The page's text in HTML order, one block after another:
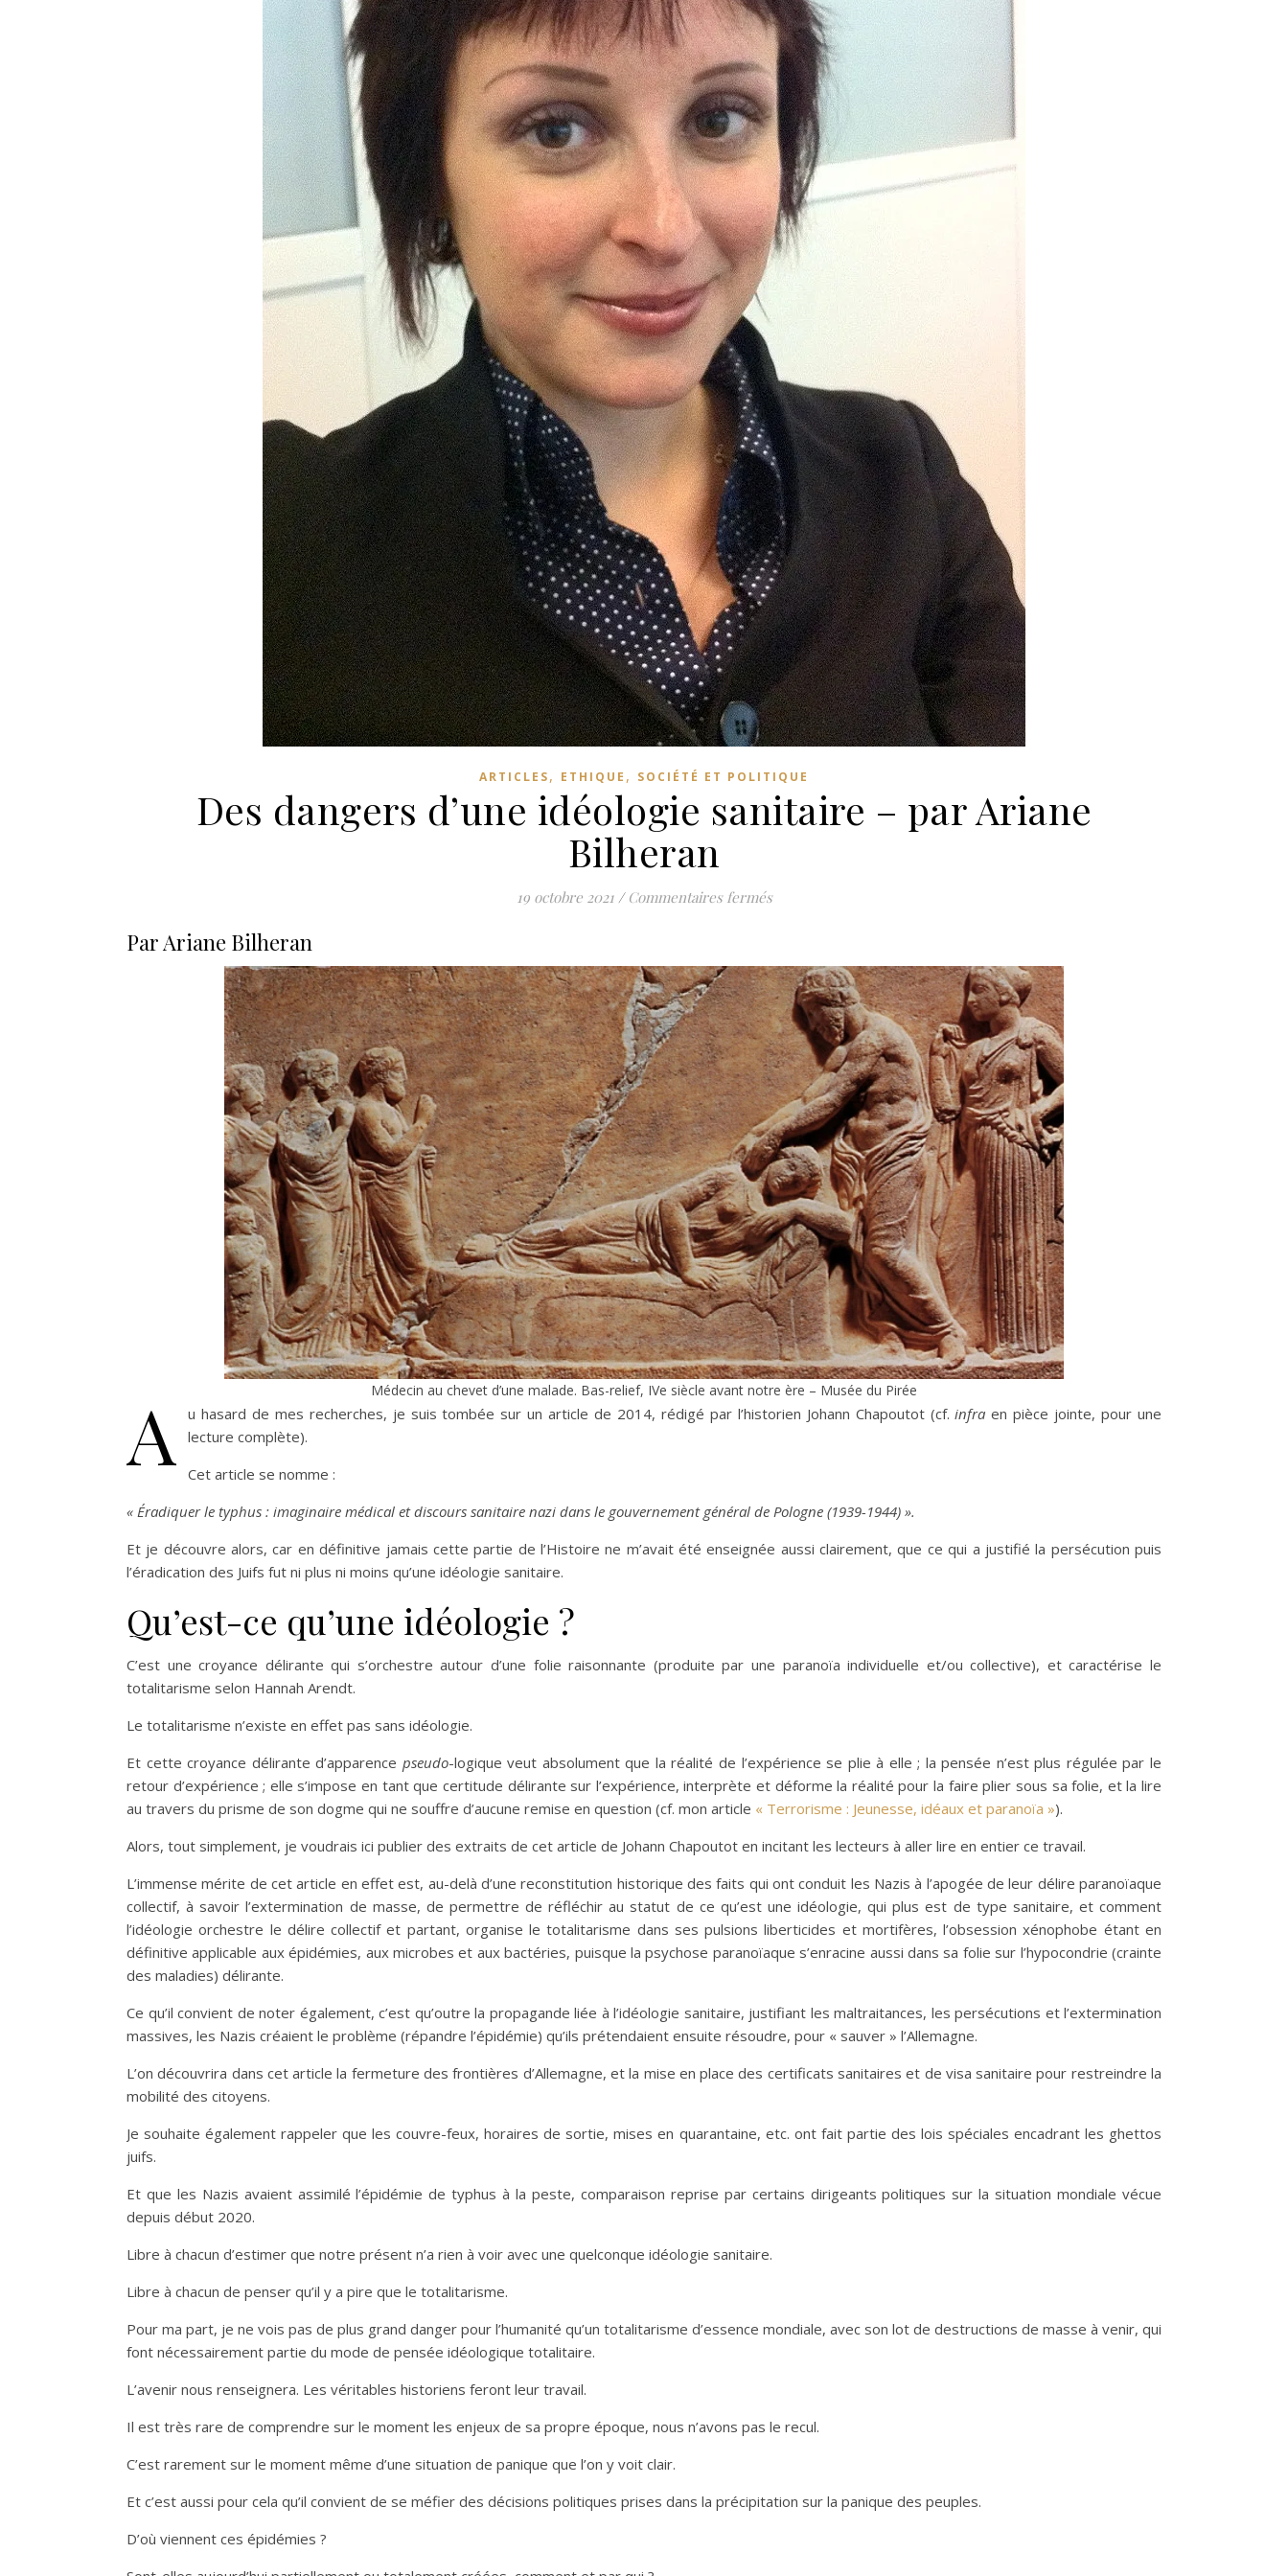
ARTICLES, ETHIQUE , SOCIÉTÉ ET POLITIQUE
Des dangers d’une idéologie sanitaire – par Ariane
Bilheran
19 octobre 2021 / Commentaires ferméssur Des dangers d’une idéologie sanitaire – par Ariane Bilheran
Par Ariane Bilheran
Médecin au chevet d’une malade. Bas-relief, IVe siècle avant notre ère – Musée du Pirée
A u hasard de mes recherches, je suis tombée sur un article de 2014, rédigé par l’historien Johann Chapoutot (cf.infra en pièce jointe, pour une
lecture complète).
Cet article se nomme :
« Éradiquer le typhus : imaginaire médical et discours sanitaire nazi dans le gouvernement général de Pologne (1939-1944) ».
Et je découvre alors, car en définitive jamais cette partie de l’Histoire ne m’avait été enseignée aussi clairement, que ce qui a justifié la persécution puis
l’éradication des Juifs fut ni plus ni moins qu’une idéologie sanitaire.
Qu’est-ce qu’une idéologie ?
C’est une croyance délirante qui s’orchestre autour d’une folie raisonnante (produite par une paranoïa individuelle et/ou collective), et caractérise le
totalitarisme selon Hannah Arendt.
Le totalitarisme n’existe en effet pas sans idéologie.
Et cette croyance délirante d’apparence pseudo-logique veut absolument que la réalité de l’expérience se plie à elle ; la pensée n’est plus régulée par le
retour d’expérience ; elle s’impose en tant que certitude délirante sur l’expérience, interprète et déforme la réalité pour la faire plier sous sa folie, et la lire
au travers du prisme de son dogme qui ne souffre d’aucune remise en question (cf. mon article « Terrorisme : Jeunesse, idéaux et paranoïa »).
Alors, tout simplement, je voudrais ici publier des extraits de cet article de Johann Chapoutot en incitant les lecteurs à aller lire en entier ce travail.
L’immense mérite de cet article en effet est, au-delà d’une reconstitution historique des faits qui ont conduit les Nazis à l’apogée de leur délire paranoïaque
collectif, à savoir l’extermination de masse, de permettre de réfléchir au statut de ce qu’est une idéologie, qui plus est de type sanitaire, et comment
l’idéologie orchestre le délire collectif et partant, organise le totalitarisme dans ses pulsions liberticides et mortifères, l’obsession xénophobe étant en
définitive applicable aux épidémies, aux microbes et aux bactéries, puisque la psychose paranoïaque s’enracine aussi dans sa folie sur l’hypocondrie (crainte
des maladies) délirante.
Ce qu’il convient de noter également, c’est qu’outre la propagande liée à l’idéologie sanitaire, justifiant les maltraitances, les persécutions et l’extermination
massives, les Nazis créaient le problème (répandre l’épidémie) qu’ils prétendaient ensuite résoudre, pour « sauver » l’Allemagne.
L’on découvrira dans cet article la fermeture des frontières d’Allemagne, et la mise en place des certificats sanitaires et de visa sanitaire pour restreindre la
mobilité des citoyens.
Je souhaite également rappeler que les couvre-feux, horaires de sortie, mises en quarantaine, etc. ont fait partie des lois spéciales encadrant les ghettos
juifs.
Et que les Nazis avaient assimilé l’épidémie de typhus à la peste, comparaison reprise par certains dirigeants politiques sur la situation mondiale vécue
depuis début 2020.
Libre à chacun d’estimer que notre présent n’a rien à voir avec une quelconque idéologie sanitaire.
Libre à chacun de penser qu’il y a pire que le totalitarisme.
Pour ma part, je ne vois pas de plus grand danger pour l’humanité qu’un totalitarisme d’essence mondiale, avec son lot de destructions de masse à venir, qui
font nécessairement partie du mode de pensée idéologique totalitaire.
L’avenir nous renseignera. Les véritables historiens feront leur travail.
Il est très rare de comprendre sur le moment les enjeux de sa propre époque, nous n’avons pas le recul.
C’est rarement sur le moment même d’une situation de panique que l’on y voit clair.
Et c’est aussi pour cela qu’il convient de se méfier des décisions politiques prises dans la précipitation sur la panique des peuples.
D’où viennent ces épidémies ?